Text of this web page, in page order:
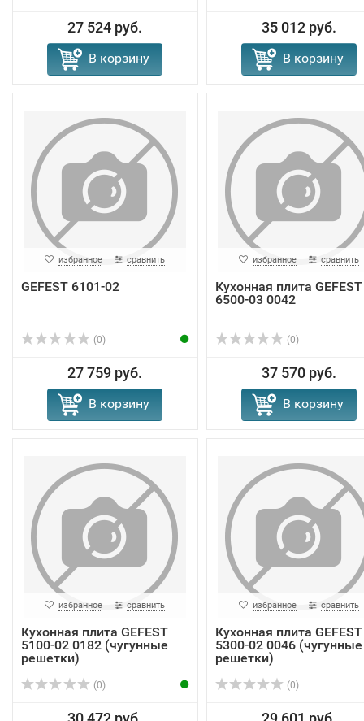
27 524 руб.
В корзину
35 012 руб.
В корзину
избранное сравнить
GEFEST 6101-02
(0)
27 759 руб.
В корзину
избранное сравнить
Кухонная плита GEFEST
6500-03 0042
(0)
37 570 руб.
В корзину
избранное сравнить
Кухонная плита GEFEST
5100-02 0182 (чугунные
решетки)
(0)
избранное сравнить
Кухонная плита GEFEST
5300-02 0046 (чугунные
решетки)
(0)